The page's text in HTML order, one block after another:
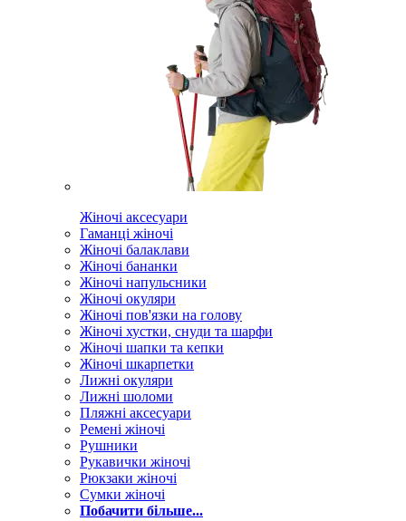
Жіночі аксесуари
Гаманці жіночі
Жіночі балаклави
Жіночі бананки
Жіночі напульсники
Жіночі окуляри
Жіночі пов'язки на голову
Жіночі хустки, снуди та шарфи
Жіночі шапки та кепки
Жіночі шкарпетки
Лижні окуляри
Лижні шоломи
Пляжні аксесуари
Ремені жіночі
Рушники
Рукавички жіночі
Рюкзаки жіночі
Сумки жіночі
Побачити більше...